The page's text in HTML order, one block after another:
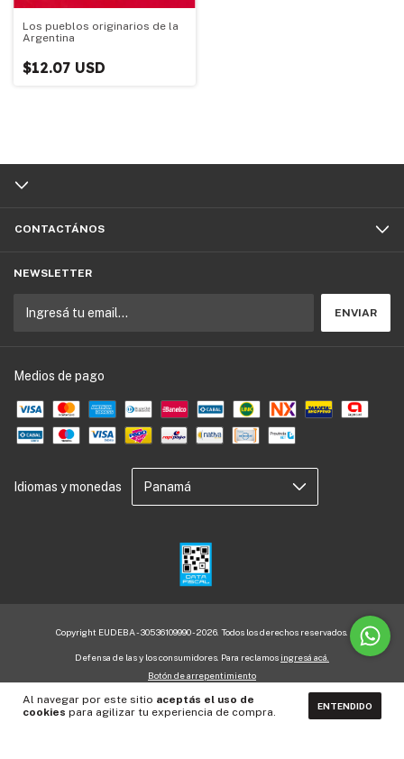
Al navegar por este sitio aceptás el uso de
cookies para agilizar tu experiencia de compra. ENTENDIDO
Los pueblos originarios de la
Argentina
$12.07 USD
CONTACTÁNOS
NEWSLETTER
Medios de pago
Idiomas y monedas
Copyright EUDEBA - 30536109990 - 2026. Todos los derechos reservados.
Defensa de las y los consumidores. Para reclamos ingresá acá.
Botón de arrepentimiento